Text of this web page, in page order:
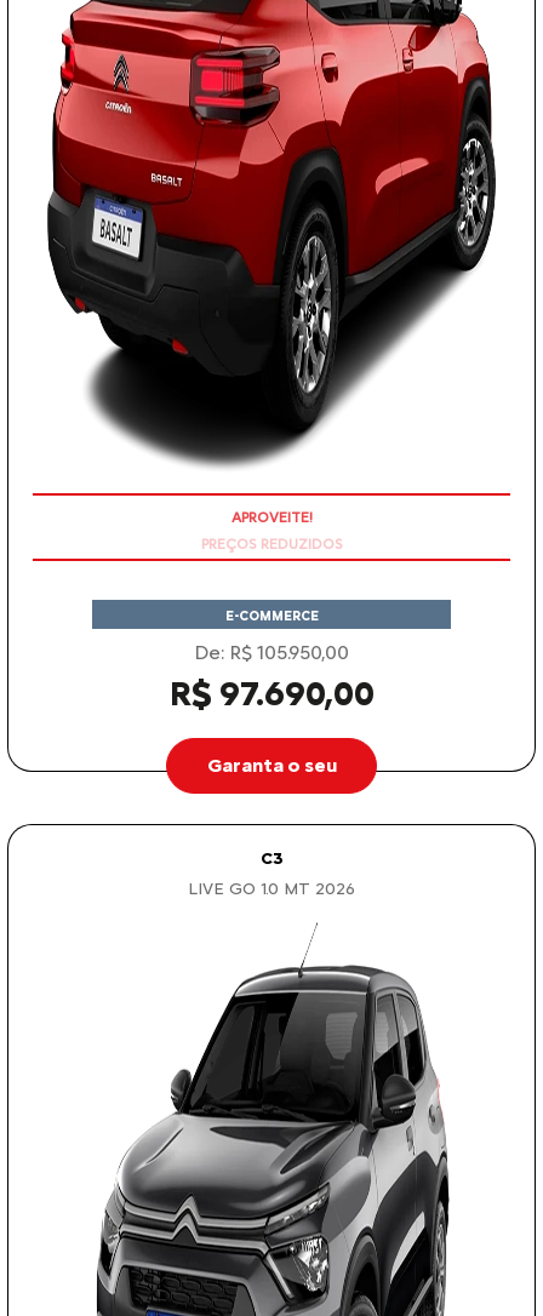
E-COMMERCE
De: R$ 105.950,00
R$ 97.690,00
Garanta o seu
C3
LIVE GO 1.0 MT 2026